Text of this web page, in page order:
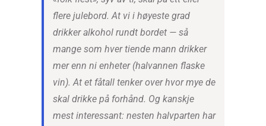
flere julebord. At vi i høyeste grad
drikker alkohol rundt bordet — så
mange som hver tiende mann drikker
mer enn ni enheter (halvannen flaske
vin). At et fåtall tenker over hvor mye de
skal drikke på forhånd. Og kanskje
mest interessant: nesten halvparten har